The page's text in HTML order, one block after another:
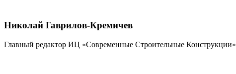
Николай Гаврилов-Кремичев
Главный редактор ИЦ «Современные Строительные Конструкции»